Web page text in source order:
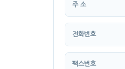
주 소
전화번호
팩스번호